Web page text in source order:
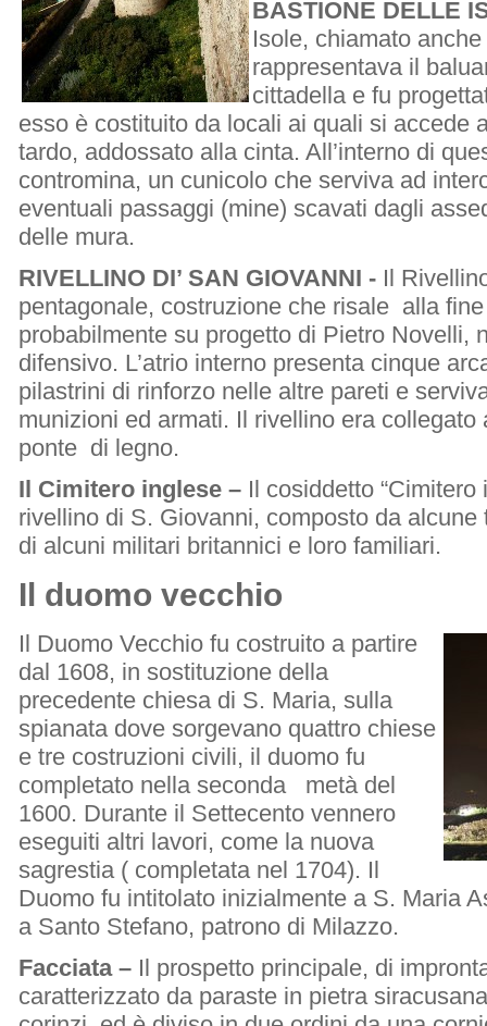
BASTIONE DELLE
Isole, chiamato anche
rappresentava il
cittadella e fu
esso è costituito da locali ai quali si accede
tardo, addossato alla cinta. All’interno di
contromina, un cunicolo che serviva ad
eventuali passaggi (mine) scavati dagli
delle mura.
RIVELLINO DI’ SAN GIOVANNI - Il
pentagonale, costruzione che risale alla
probabilmente su progetto di Pietro Novelli,
difensivo. L’atrio interno presenta cinque
pilastrini di rinforzo nelle altre pareti e
munizioni ed armati. Il rivellino era
ponte di legno.
Il Cimitero inglese – Il cosiddetto
rivellino di S. Giovanni, composto da
di alcuni militari britannici e loro familiari.
Il duomo vecchio
Il Duomo Vecchio fu costruito a partire
dal 1608, in sostituzione della
precedente chiesa di S. Maria, sulla
spianata dove sorgevano quattro chiese
e tre costruzioni civili, il duomo fu
completato nella seconda metà del
1600. Durante il Settecento vennero
eseguiti altri lavori, come la nuova
sagrestia ( completata nel 1704). Il
Duomo fu intitolato inizialmente a S. Maria
a Santo Stefano, patrono di Milazzo.
Facciata – Il prospetto principale, di
caratterizzato da paraste in pietra